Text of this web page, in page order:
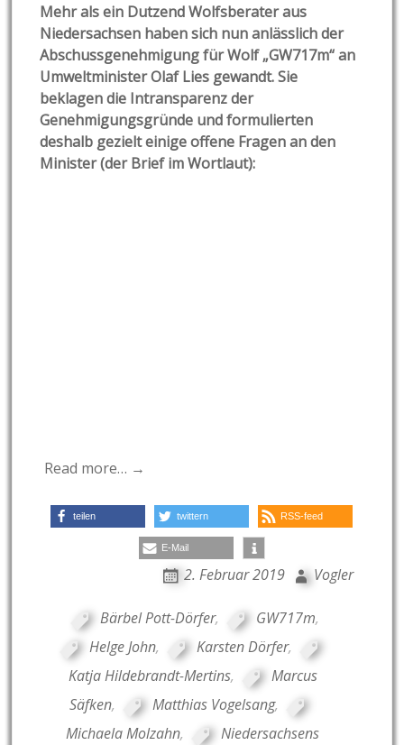
Mehr als ein Dutzend Wolfsberater aus
Niedersachsen haben sich nun anlässlich der
Abschussgenehmigung für Wolf „GW717m“ an
Umweltminister Olaf Lies gewandt. Sie
beklagen die Intransparenz der
Genehmigungsgründe und formulierten
deshalb gezielt einige offene Fragen an den
Minister (der Brief im Wortlaut):
Read more… →
teilen twittern RSS-feed
E-Mail
2. Februar 2019 Vogler
Bärbel Pott-Dörfer, GW717m,
Helge John, Karsten Dörfer,
Katja Hildebrandt-Mertins,
Marcus
Säfken, Matthias Vogelsang,
Michaela Molzahn,
Niedersachsens